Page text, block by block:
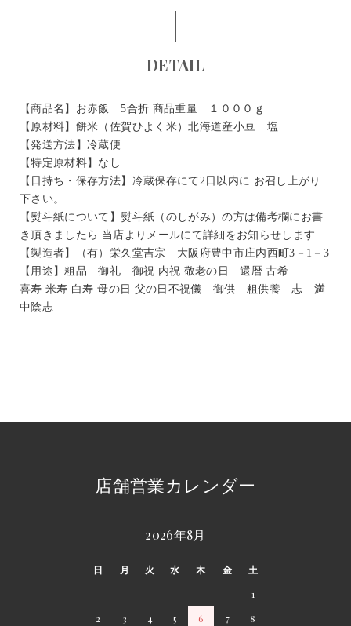
DETAIL
【商品名】お赤飯 5合折 商品重量 １０００ｇ
【原材料】餅米（佐賀ひよく米）北海道産小豆 塩
【発送方法】冷蔵便
【特定原材料】なし
【日持ち・保存方法】冷蔵保存にて2日以内に お召し上がり
下さい。
【熨斗紙について】熨斗紙（のしがみ）の方は備考欄にお書
き頂きましたら 当店よりメールにて詳細をお知らせします
【製造者】（有）栄久堂吉宗 大阪府豊中市庄内西町3－1－3
【用途】粗品 御礼 御祝 内祝 敬老の日 還暦 古希
喜寿 米寿 白寿 母の日 父の日不祝儀 御供 粗供養 志 満
中陰志
店舗営業カレンダー
2026年8月
日 月 火 水 木 金
土
1
2
3 4 5 6 7
8